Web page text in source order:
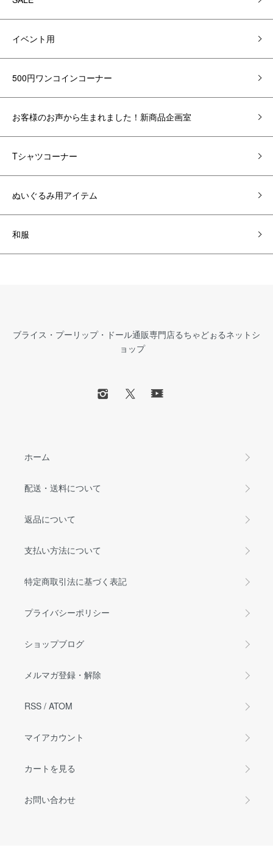
イベント用
500円ワンコインコーナー
お客様のお声から生まれました！新商品企画室
Tシャツコーナー
ぬいぐるみ用アイテム
和服
ブライス・プーリップ・ドール通販専門店るちゃどぉるネットシ
ョップ
ホーム
配送・送料について
返品について
支払い方法について
特定商取引法に基づく表記
プライバシーポリシー
ショップブログ
メルマガ登録・解除
RSS / ATOM
マイアカウント
カートを見る
お問い合わせ